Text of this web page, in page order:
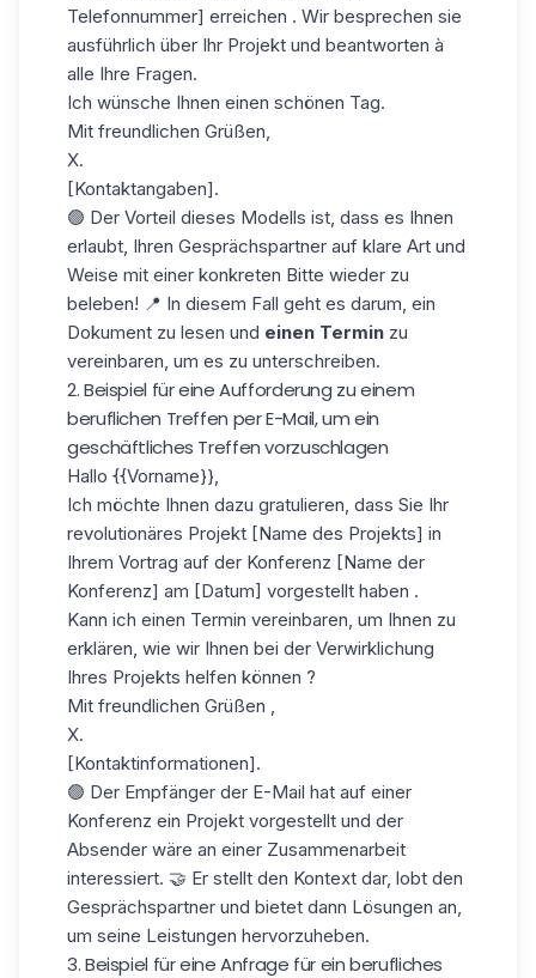
Telefonnummer] erreichen . Wir besprechen sie
ausführlich über Ihr Projekt und beantworten à
alle Ihre Fragen.
Ich wünsche Ihnen einen schönen Tag.
Mit freundlichen Grüßen,
X.
[Kontaktangaben].
🟢 Der Vorteil dieses Modells ist, dass es Ihnen
erlaubt, Ihren Gesprächspartner auf klare Art und
Weise mit einer konkreten Bitte wieder zu
beleben! 📍 In diesem Fall geht es darum, ein
Dokument zu lesen und einen Termin zu
vereinbaren, um es zu unterschreiben.
2. Beispiel für eine Aufforderung zu einem
beruflichen Treffen per E-Mail, um ein
geschäftliches Treffen vorzuschlagen
Hallo {{Vorname}},
Ich möchte Ihnen dazu gratulieren, dass Sie Ihr
revolutionäres Projekt [Name des Projekts] in
Ihrem Vortrag auf der Konferenz [Name der
Konferenz] am [Datum] vorgestellt haben .
Kann ich einen Termin vereinbaren, um Ihnen zu
erklären, wie wir Ihnen bei der Verwirklichung
Ihres Projekts helfen können ?
Mit freundlichen Grüßen ,
X.
[Kontaktinformationen].
🟢 Der Empfänger der E-Mail hat auf einer
Konferenz ein Projekt vorgestellt und der
Absender wäre an einer Zusammenarbeit
interessiert. 🤝 Er stellt den Kontext dar, lobt den
Gesprächspartner und bietet dann Lösungen an,
um seine Leistungen hervorzuheben.
3. Beispiel für eine Anfrage für ein berufliches